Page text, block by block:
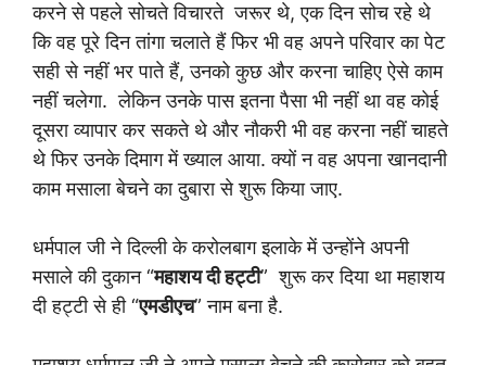
करने से पहले सोचते विचारते जरूर थे, एक दिन सोच रहे थे
कि वह पूरे दिन तांगा चलाते हैं फिर भी वह अपने परिवार का पेट
सही से नहीं भर पाते हैं, उनको कुछ और करना चाहिए ऐसे काम
नहीं चलेगा. लेकिन उनके पास इतना पैसा भी नहीं था वह कोई
दूसरा व्यापार कर सकते थे और नौकरी भी वह करना नहीं चाहते
थे फिर उनके दिमाग में ख्याल आया. क्यों न वह अपना खानदानी
काम मसाला बेचने का दुबारा से शुरू किया जाए.
धर्मपाल जी ने दिल्ली के करोलबाग इलाके में उन्होंने अपनी
मसाले की दुकान “महाशय दी हट्टी” शुरू कर दिया था महाशय
दी हट्टी से ही “एमडीएच” नाम बना है.